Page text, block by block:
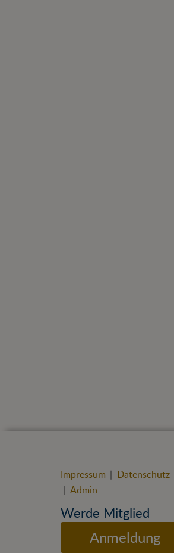
Impressum | Datenschutz
| Admin
Werde Mitglied
Anmeldung